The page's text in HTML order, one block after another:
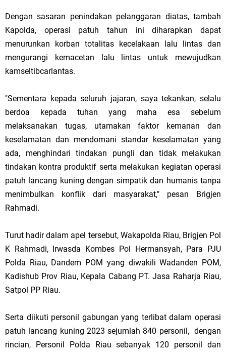
Dengan sasaran penindakan pelanggaran diatas, tambah
Kapolda, operasi patuh tahun ini diharapkan dapat
menurunkan korban totalitas kecelakaan lalu lintas dan
mengurangi kemacetan lalu lintas untuk mewujudkan
kamseltibcarlantas.
"Sementara kepada seluruh jajaran, saya tekankan, selalu
berdoa kepada tuhan yang maha esa sebelum
melaksanakan tugas, utamakan faktor kemanan dan
keselamatan dan mendomani standar keselamatan yang
ada, menghindari tindakan pungli dan tidak melakukan
tindakan kontra produktif serta melakukan kegiatan operasi
patuh lancang kuning dengan simpatik dan humanis tanpa
menimbulkan konflik dari masyarakat," pesan Brigjen
Rahmadi.
Turut hadir dalam apel tersebut, Wakapolda Riau, Brigjen Pol
K Rahmadi, Irwasda Kombes Pol Hermansyah, Para PJU
Polda Riau, Dandem POM yang diwakili Wadanden POM,
Kadishub Prov Riau, Kepala Cabang PT. Jasa Raharja Riau,
Satpol PP Riau.
Serta diikuti personil gabungan yang terlibat dalam operasi
patuh lancang kuning 2023 sejumlah 840 personil, dengan
rincian, Personil Polda Riau sebanyak 120 personil dan